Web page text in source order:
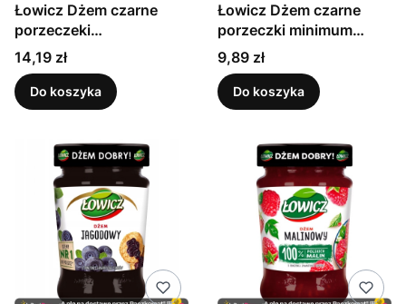
Łowicz Dżem czarne
porzeczeki
niskosłodzony 450 g
Cena
14,19 zł
Do koszyka
Łowicz Dżem czarne
porzeczki minimum
cukrów 280 g
Cena
9,89 zł
Do koszyka